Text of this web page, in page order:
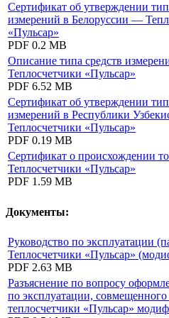
Сертификат об утверждении
измерений в Белоруссии —
«Пульсар»
PDF 0.2 MB
Описание типа средств
Теплосчетчики «Пульсар»
PDF 6.52 MB
Сертификат об утверждении
измерений в Республики
Теплосчетчики «Пульсар»
PDF 0.19 MB
Сертификат о происхождении
Теплосчетчики «Пульсар»
PDF 1.59 MB
Документы:
Руководство по эксплуатации
Теплосчетчики «Пульсар»
PDF 2.63 MB
Разъяснение по вопросу
по эксплуатации,
теплосчетчики «Пульсар»